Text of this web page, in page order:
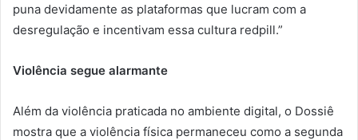
puna devidamente as plataformas que lucram com a
desregulação e incentivam essa cultura redpill.”
Violência segue alarmante
Além da violência praticada no ambiente digital, o Dossiê
mostra que a violência física permaneceu como a segunda